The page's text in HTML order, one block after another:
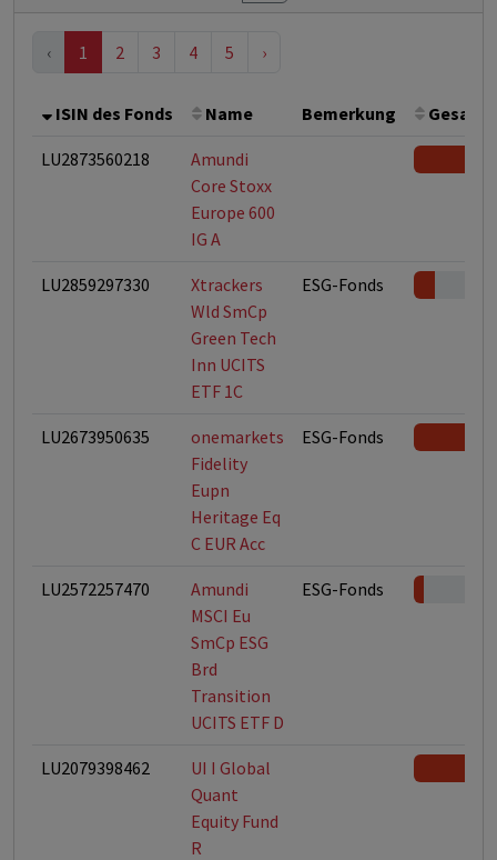
‹ 1 2 3 4 5 ›
ISIN des Fonds Name Bemerkung
LU2873560218
Amundi
Core Stoxx
Europe 600
IG A
LU2859297330
Xtrackers
Wld SmCp
Green Tech
Inn UCITS
ETF 1C
ESG-Fonds
LU2673950635
onemarkets
Fidelity
Eupn
Heritage Eq
C EUR Acc
ESG-Fonds
LU2572257470
Amundi
MSCI Eu
SmCp ESG
Brd
Transition
UCITS ETF D
ESG-Fonds
LU2079398462
UI I Global
Quant
Equity Fund
R